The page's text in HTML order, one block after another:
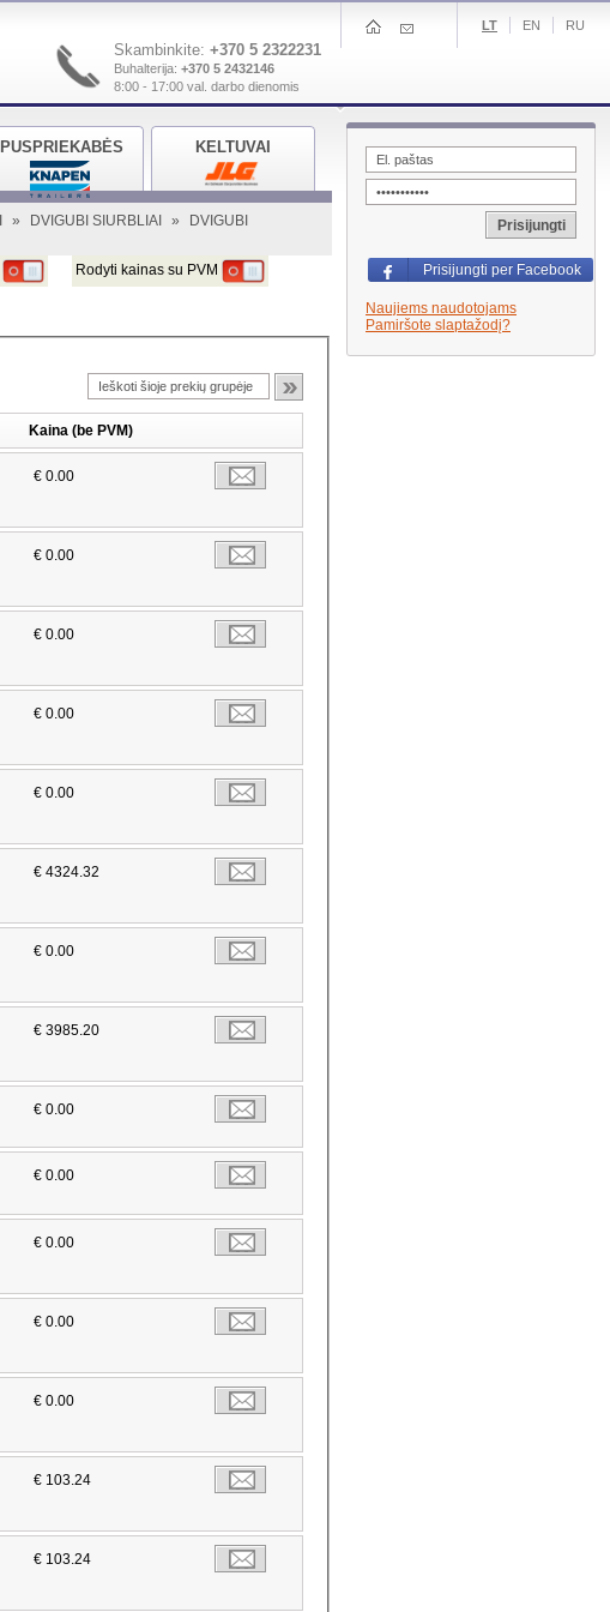
Skambinkite: +370 5 2322231
Buhalterija: +370 5 2432146
8:00 - 17:00 val. darbo dienomis
LT EN RU
PUSPRIEKABĖS KELTUVAI
» DVIGUBI SIURBLIAI »
DVIGUBI
Rodyti kainas su PVM
Kaina (be PVM)
€ 0.00
€ 0.00
€ 0.00
€ 0.00
€ 0.00
€ 4324.32
€ 0.00
€ 3985.20
€ 0.00
€ 0.00
€ 0.00
€ 0.00
€ 0.00
€ 103.24
€ 103.24
Prisijungti
Prisijungti per Facebook
Naujiems naudotojams
Pamiršote slaptažodį?